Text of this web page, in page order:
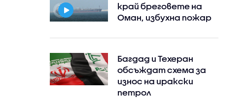
край бреговете на
Оман, избухна пожар
Багдад и Техеран
обсъждат схема за
износ на иракски
петрол